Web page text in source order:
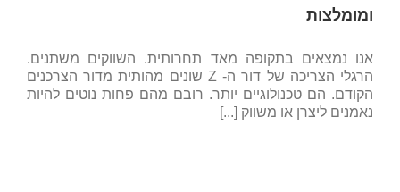
ומומלצות
אנו נמצאים בתקופה מאד תחרותית. השווקים משתנים.
הרגלי הצריכה של דור ה- Z שונים מהותית מדור הצרכנים
הקודם. הם טכנולוגיים יותר. רובם מהם פחות נוטים להיות
נאמנים ליצרן או משווק [...]